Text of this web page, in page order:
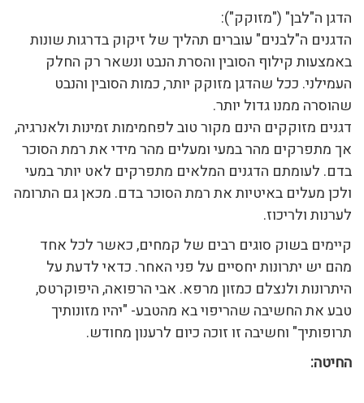
הדגן ה"לבן" ("מזוקק"):
הדגנים ה"לבנים" עוברים תהליך של זיקוק בדרגות שונות
באמצעות קילוף הסובין והסרת הנבט ונשאר רק החלק
העמילני. ככל שהדגן מזוקק יותר, כמות הסובין והנבט
שהוסרה ממנו גדול יותר.
דגנים מזוקקים הינם מקור טוב לפחמימות זמינות ולאנרגיה,
אך מתפרקים מהר במעי ומעלים מהר מידי את רמת הסוכר
בדם. לעומתם הדגנים המלאים מתפרקים לאט יותר במעי
ולכן מעלים באיטיות את רמת הסוכר בדם. מכאן גם התרומה
לערנות ולריכוז.
קיימים בשוק סוגים רבים של קמחים, כאשר לכל אחד
מהם יש יתרונות יחסיים על פני האחר. כדאי לדעת על
היתרונות ולנצלם כמזון מרפא. אבי הרפואה, היפוקרטס,
טבע את החשיבה שהריפוי בא מהטבע- "יהיו מזונותיך
תרופותיך" וחשיבה זו זוכה כיום לרענון מחודש.
החיטה: